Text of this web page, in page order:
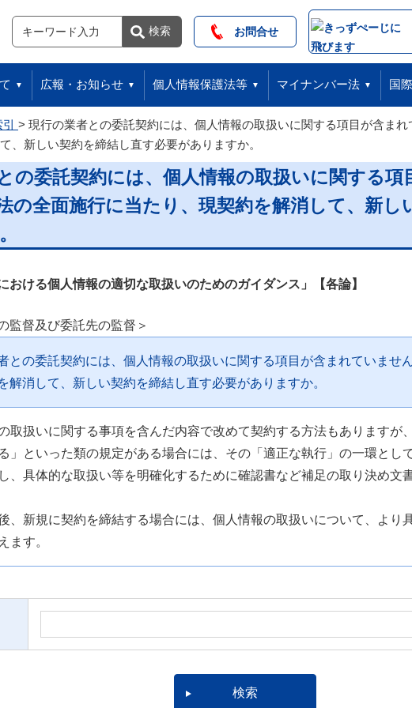
サイト内検索
検索 検索 お問合せ
広報・お知らせ 個人情報保護法等 マイナンバー法 国
現行の業者との委託契約には、個人情報の取扱いに関する項目が含ま
、新しい契約を締結し直す必要がありますか。
の委託契約には、個人情報の取扱いに関する
の全面施行に当たり、現契約を解消して、新
おける個人情報の適切な取扱いのためのガイダンス」【各論】
監督及び委託先の監督＞
との委託契約には、個人情報の取扱いに関する項目が含まれていませ
解消して、新しい契約を締結し直す必要がありますか。
取扱いに関する事項を含んだ内容で改めて契約する方法もありますが
」といった類の規定がある場合には、その「適正な執行」の一環とし
、具体的な取扱い等を明確化するために確認書など補足の取り決め文
、新規に契約を締結する場合には、個人情報の取扱いについて、より
ます。